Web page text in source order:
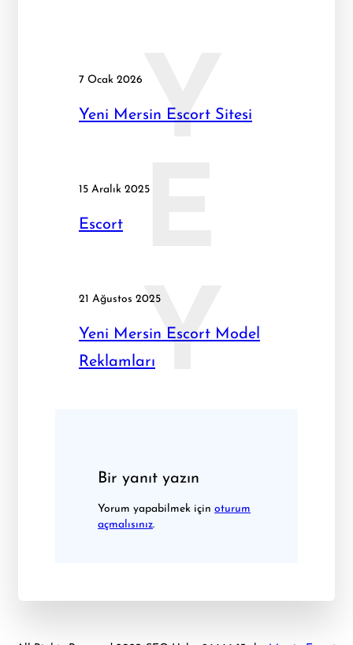
7 Ocak 2026Y
Yeni Mersin Escort Sitesi
15 Aralık 2025E
Escort
21 Ağustos 2025Y
Yeni Mersin Escort Model
Reklamları
Bir yanıt yazın
Yorum yapabilmek içinoturum
açmalısınız.